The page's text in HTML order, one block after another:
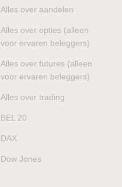
Alles over aandelen
Alles over opties (alleen
voor ervaren beleggers)
Alles over futures (alleen
voor ervaren beleggers)
Alles over trading
BEL 20
DAX
Dow Jones